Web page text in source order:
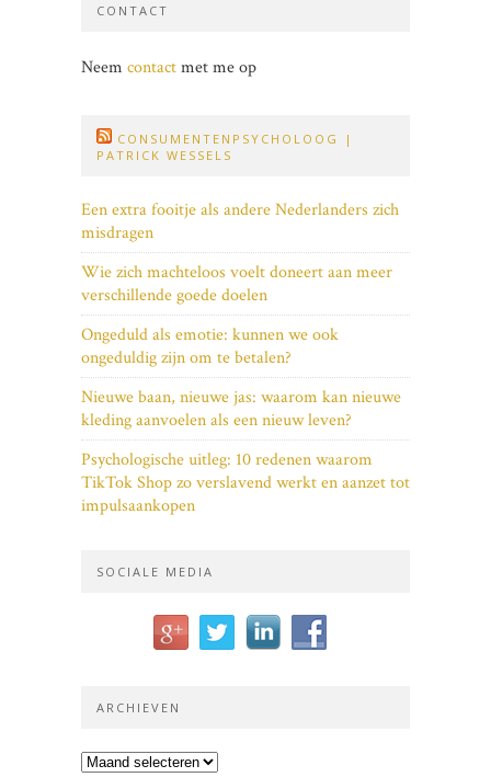
CONTACT
Neem contactmet me op
CONSUMENTENPSYCHOLOOG |
PATRICK WESSELS
Een extra fooitje als andere Nederlanders zich
misdragen
Wie zich machteloos voelt doneert aan meer
verschillende goede doelen
Ongeduld als emotie: kunnen we ook
ongeduldig zijn om te betalen?
Nieuwe baan, nieuwe jas: waarom kan nieuwe
kleding aanvoelen als een nieuw leven?
Psychologische uitleg: 10 redenen waarom
TikTok Shop zo verslavend werkt en aanzet tot
impulsaankopen
SOCIALE MEDIA
ARCHIEVEN
Archieven